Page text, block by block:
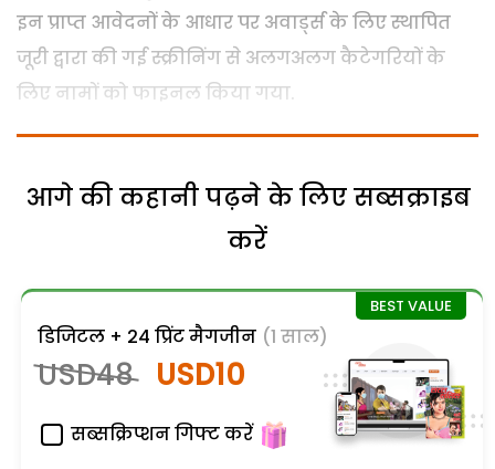
इन प्राप्त आवेदनों के आधार पर अवार्ड्स के लिए स्थापित
जूरी द्वारा की गई स्क्रीनिंग से अलगअलग कैटेगरियों के
लिए नामों को फाइनल किया गया.
आगे की कहानी पढ़ने के लिए सब्सक्राइब
करें
डिजिटल + 24 प्रिंट मैगजीन (1 साल)
USD48 USD10
सब्सक्रिप्शन गिफ्ट करें